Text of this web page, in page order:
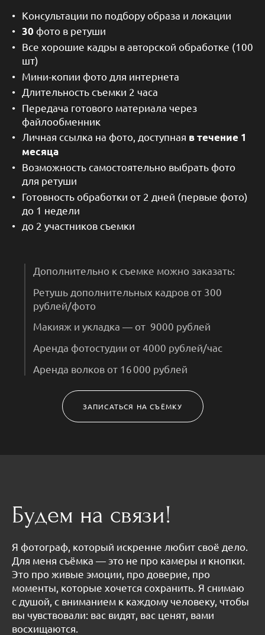
Консультации по подбору образа и локации
30 фото в ретуши
Все хорошие кадры в авторской обработке (100
шт)
Мини-копии фото для интернета
Длительность съемки 2 часа
Передача готового материала через
файлообменник
Личная ссылка на фото, доступная в течение 1
месяца
Возможность самостоятельно выбрать фото
для ретуши
Готовность обработки от 2 дней (первые фото)
до 1 недели
до 2 участников съемки
Дополнительно к съемке можно заказать:
Ретушь дополнительных кадров от 300
рублей/фото
Макияж и укладка — от 9000 рублей
Аренда фотостудии от 4000 рублей/час
Аренда волков от 16 000 рублей
ЗАПИСАТЬСЯ НА СЪЁМКУ
Будем на связи!
Я фотограф, который искренне любит своё дело.
Для меня съёмка — это не про камеры и кнопки.
Это про живые эмоции, про доверие, про
моменты, которые хочется сохранить. Я снимаю
с душой, с вниманием к каждому человеку, чтобы
вы чувствовали: вас видят, вас ценят, вами
восхищаются.